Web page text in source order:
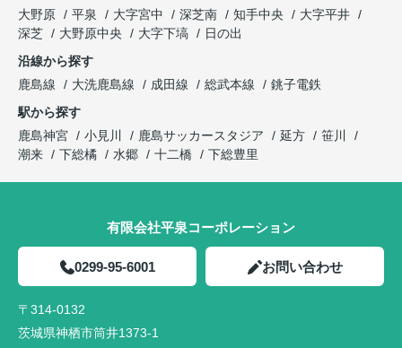
大野原
平泉 大字宮中 深芝南 知手中央
大字平井
深芝
大野原中央 大字下塙
日の出
沿線から探す
鹿島線
大洗鹿島線 成田線 総武本線
銚子電鉄
駅から探す
鹿島神宮
小見川 鹿島サッカースタジア 延方
笹川
潮来
下総橘 水郷 十二橋 下総豊里
有限会社平泉コーポレーション
0299-95-6001 お問い合わせ
〒314-0132
茨城県神栖市筒井1373-1